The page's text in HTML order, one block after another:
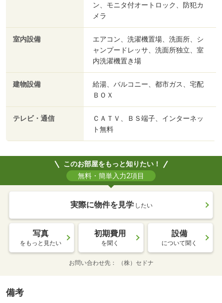
ン、モニタ付オートロック、防犯カ
メラ
室内設備
エアコン、洗濯機置場、洗面所、シ
ャンプードレッサ、洗面所独立、室
内洗濯機置き場
建物設備
給湯、バルコニー、都市ガス、宅配
ＢＯＸ
テレビ・通信
ＣＡＴＶ、ＢＳ端子、インターネッ
ト無料
このお部屋をもっと知りたい！
無料・簡単入力2項目
実際に物件を見学 したい
写真
をもっと見たい
初期費用
を聞く
設備
について聞く
お問い合わせ先 （株）セドナ
備考